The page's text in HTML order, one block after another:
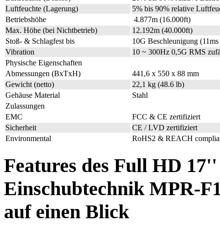
Luftfeuchte (Lagerung)
5% bis 90% relative
Betriebshöhe
4.877m (16.000ft)
Max. Höhe (bei Nichtbetrieb)
12.192m (40.000ft)
Stoß- & Schlagfest bis
10G Beschleunigung
Vibration
10 ~ 300Hz 0,5G RMS
Physische Eigenschaften
Abmessungen (BxTxH)
441,6 x 550 x 88 mm
Gewicht (netto)
22,1 kg (48.6 lb)
Gehäuse Material
Stahl
Zulassungen
EMC
FCC & CE zertifiziert
Sicherheit
CE / LVD zertifiziert
Environmental
RoHS2 & REACH
Features des Full HD
Einschubtechnik MPR-
auf einen Blick